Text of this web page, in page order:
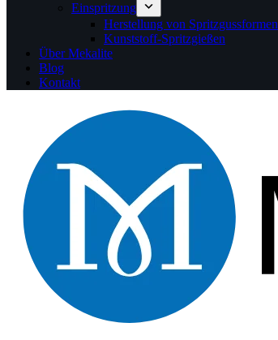
Einspritzung
Herstellung von Spritzgussformen
Kunststoff-Spritzgießen
Über Mekalite
Blog
Kontakt